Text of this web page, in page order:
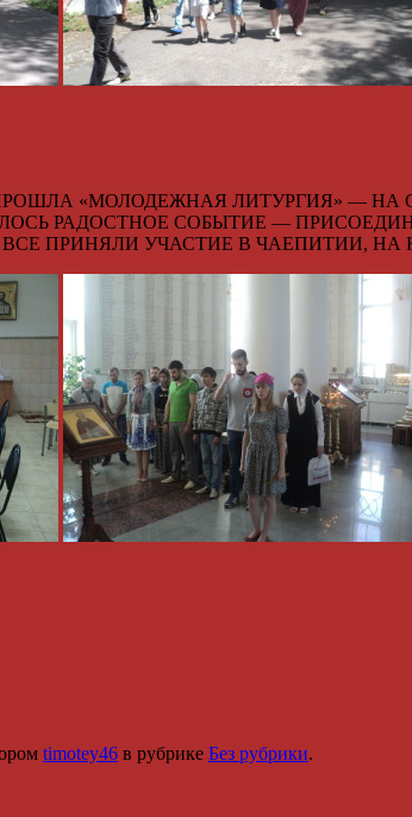
«МОЛОДЕЖНАЯ ЛИТУРГИЯ» —
РАДОСТНОЕ СОБЫТИЕ —
ПРИНЯЛИ УЧАСТИЕ В ЧАЕПИТИИ,
timotey46 в рубрике Без рубрики.